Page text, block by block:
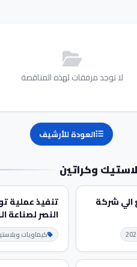
لا توجد مرفقات لهذه المناقصة
العودة للأرشيف
وكراتين
تابع الي شركة
النصر لصناعة
كيماويات